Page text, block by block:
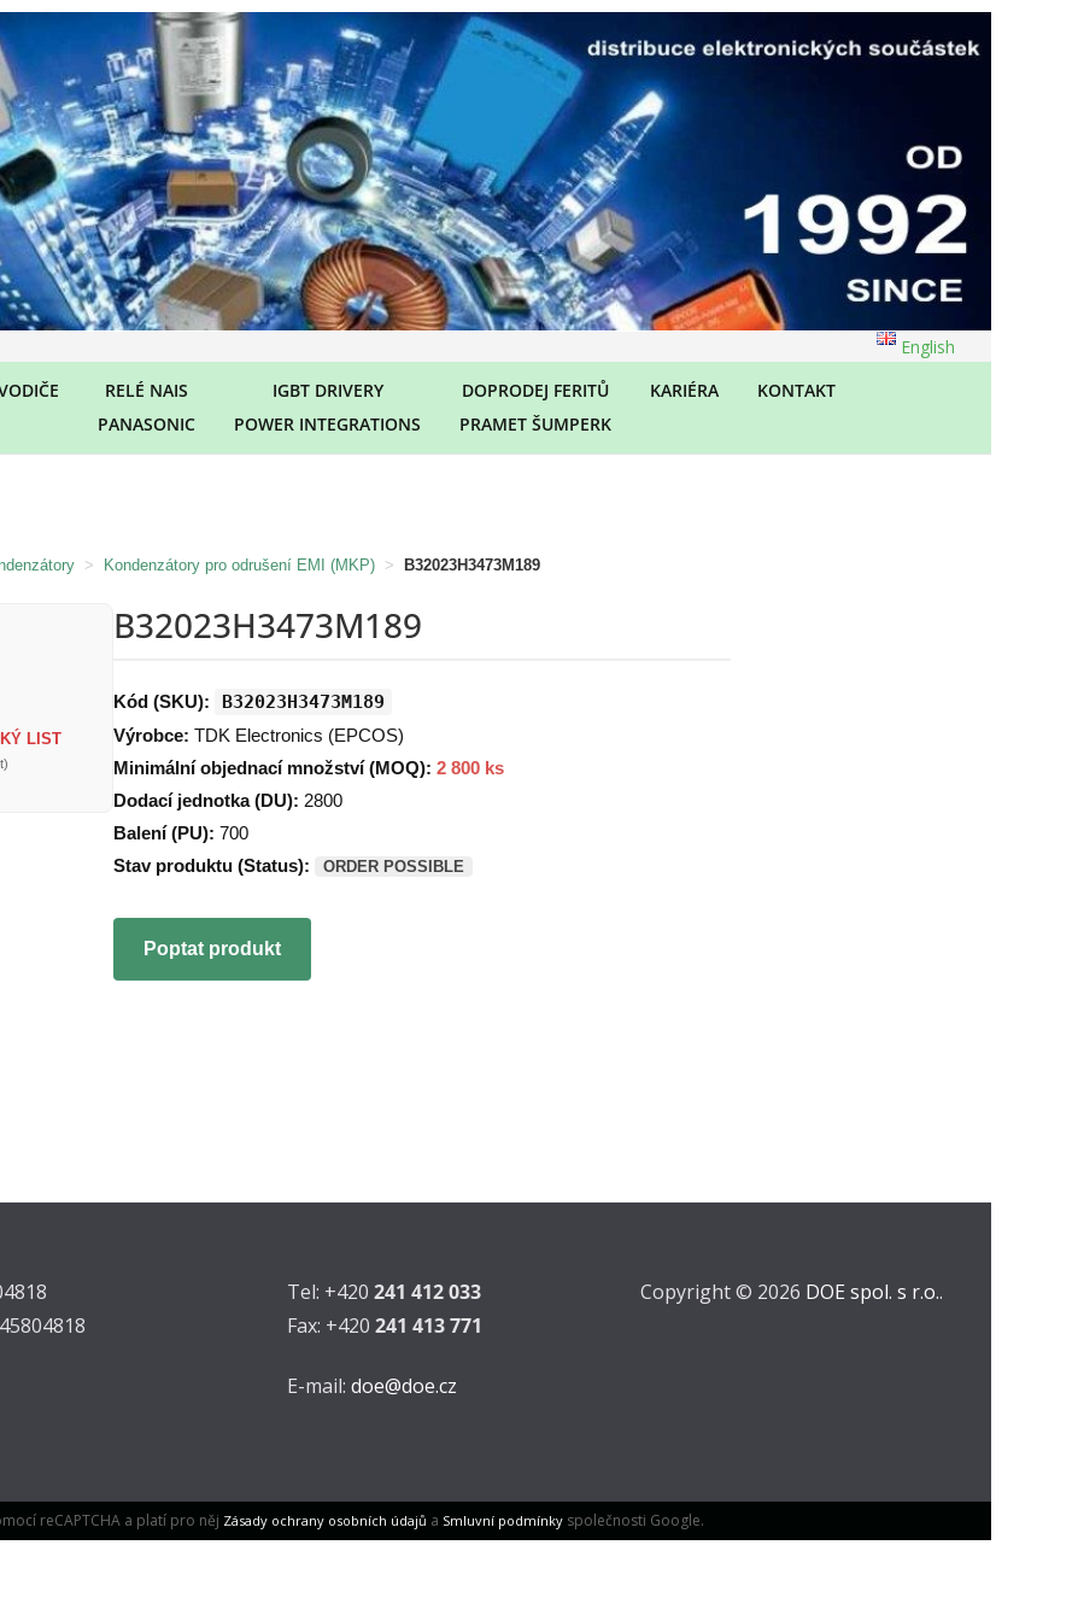
English
RELÉ NAIS
PANASONIC
IGBT DRIVERY
POWER INTEGRATIONS
DOPRODEJ FERITŮ
PRAMET ŠUMPERK
KARIÉRA KONTAKT
> Kondenzátory pro odrušení EMI (MKP) > B32023H3473M189
LIST
B32023H3473M189
Kód (SKU): B32023H3473M189
Výrobce: TDK Electronics (EPCOS)
Minimální objednací množství (MOQ): 2 800 ks
Dodací jednotka (DU): 2800
Balení (PU): 700
Stav produktu (Status):
ORDER POSSIBLE
Poptat produkt
Tel: +420 241 412 033
Fax: +420 241 413 771
E-mail: doe@doe.cz
Copyright © 2026 DOE spol. s r.o..
reCAPTCHA a platí pro něj Zásady ochrany osobních údajů a Smluvní podmínkyspolečnosti Google.